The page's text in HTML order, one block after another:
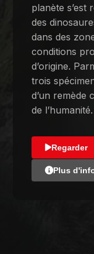
planète
des
dans des
conditions
d’origine.
trois
d’un remède
de l’humanité.
Regarder
Plus